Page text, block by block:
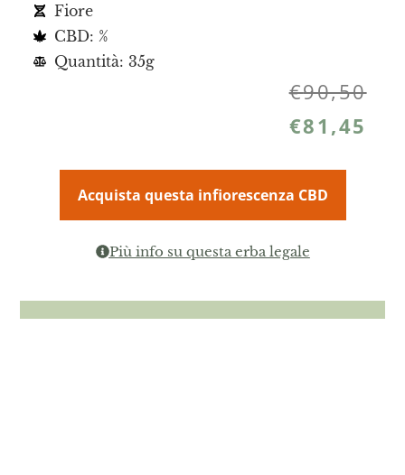
Fiore
CBD: %
Quantità: 35g
€90,50
€81,45
Acquista questa infiorescenza CBD
Più info su questa erba legale